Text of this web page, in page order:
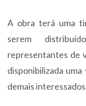
A obra terá uma
serem
representantes de
disponibilizada
demais